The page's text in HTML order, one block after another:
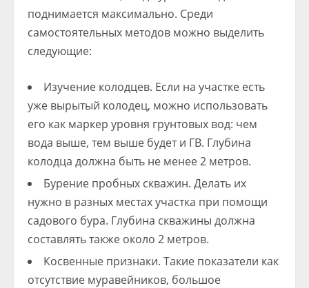
поднимается максимально. Среди
самостоятельных методов можно выделить
следующие:
Изучение колодцев. Если на участке есть
уже вырытый колодец, можно использовать
его как маркер уровня грунтовых вод: чем
вода выше, тем выше будет и ГВ. Глубина
колодца должна быть не менее 2 метров.
Бурение пробных скважин. Делать их
нужно в разных местах участка при помощи
садового бура. Глубина скважины должна
составлять также около 2 метров.
Косвенные признаки. Такие показатели как
отсутствие муравейников, большое